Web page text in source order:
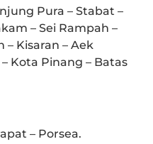
Pura – Stabat –
– Sei Rampah –
– Kisaran – Aek
Kota Pinang – Batas
– Porsea.